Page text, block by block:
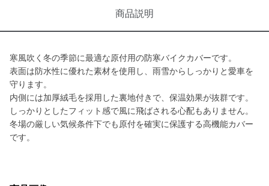
商品説明
寒風吹く冬の季節に最適な原付用の防寒バイクカバーです。
表面は防水性に優れた素材を使用し、雨雪からしっかりと愛車を
守ります。
内側には加厚絨毛を採用した裏地付きで、保温効果が抜群です。
しっかりとしたフィット感で風に飛ばされる心配もありません。
冬場の厳しい気候条件下でも原付を確実に保護する高機能カバー
です。